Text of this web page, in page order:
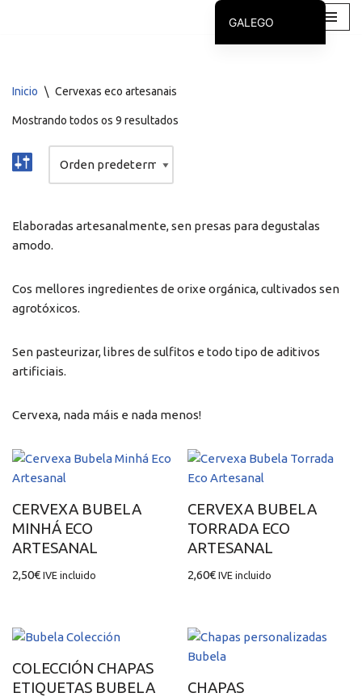
Inicio \ Cervexas eco artesanais
Mostrando todos os 9 resultados
Elaboradas artesanalmente, sen presas para degustalas
amodo.
Cos mellores ingredientes de orixe orgánica, cultivados sen
agrotóxicos.
Sen pasteurizar, libres de sulfitos e todo tipo de aditivos
artificiais.
Cervexa, nada máis e nada menos!
CERVEXA BUBELA
MINHÁ ECO
ARTESANAL
2,50€ IVE incluido
CERVEXA BUBELA
TORRADA ECO
ARTESANAL
2,60€ IVE incluido
COLECCIÓN CHAPAS
ETIQUETAS BUBELA
CHAPAS
GALEGO
CASTELLANO